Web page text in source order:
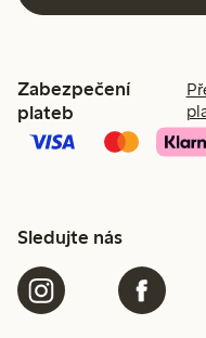
Zabezpečení
plateb
Sledujte nás